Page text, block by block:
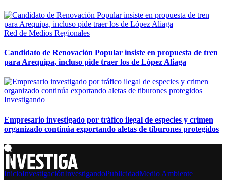
Red de Medios Regionales
Candidato de Renovación Popular insiste en propuesta de tren
para Arequipa, incluso pide traer los de López Aliaga
Investigando
Empresario investigado por tráfico ilegal de especies y crimen
organizado continúa exportando aletas de tiburones protegidos
InicioInvestigaciónInvestigandoPublicidadMedio Ambiente